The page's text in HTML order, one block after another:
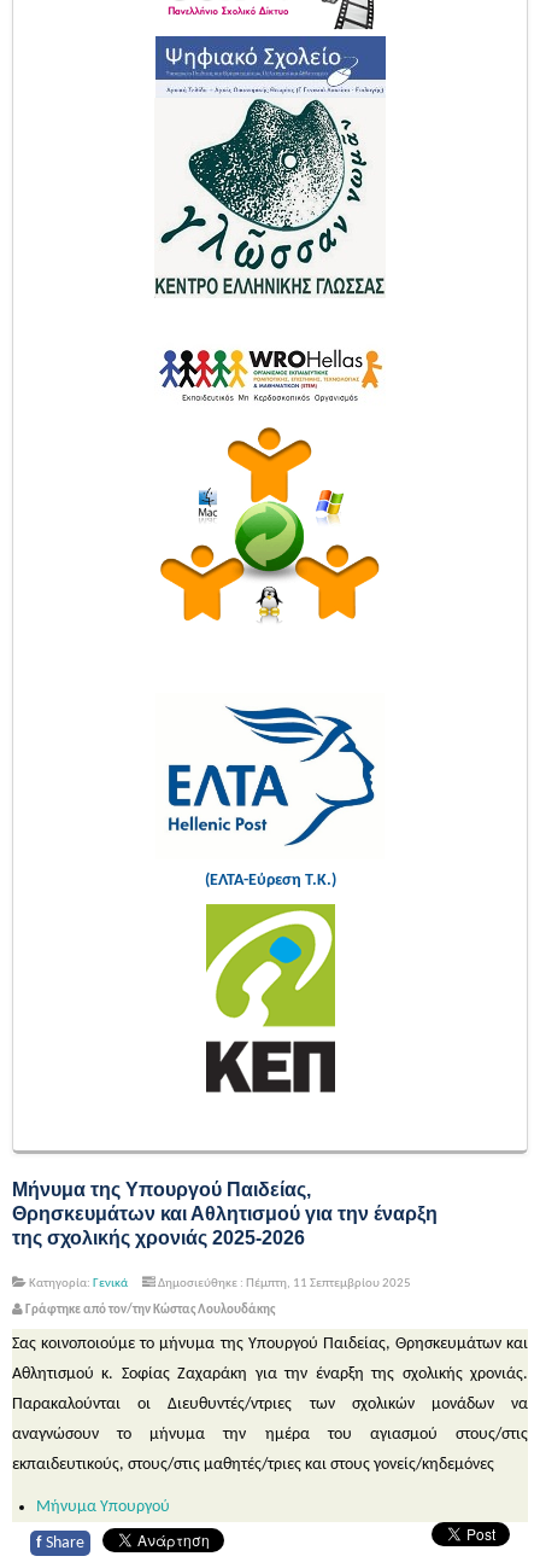
(ΕΛΤΑ-Εύρεση Τ.Κ.)
Μήνυμα της Υπουργού Παιδείας,
Θρησκευμάτων και Αθλητισμού για την έναρξη
της σχολικής χρονιάς 2025-2026
Κατηγορία: Γενικά
Δημοσιεύθηκε : Πέμπτη, 11 Σεπτεμβρίου 2025
Γράφτηκε από τον/την Κώστας Λουλουδάκης
Σας κοινοποιούμε το μήνυμα της Υπουργού Παιδείας, Θρησκευμάτων και
Αθλητισμού κ. Σοφίας Ζαχαράκη για την έναρξη της σχολικής χρονιάς.
Παρακαλούνται οι Διευθυντές/ντριες των σχολικών μονάδων να
αναγνώσουν το μήνυμα την ημέρα του αγιασμού στους/στις
εκπαιδευτικούς, στους/στις μαθητές/τριες και στους γονείς/κηδεμόνες
Μήνυμα Υπουργού
f Share